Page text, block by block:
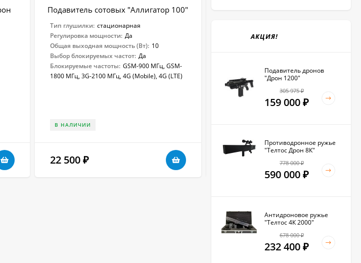
Подавитель сотовых "Аллигатор 100"
Тип глушилки: стационарная
Регулировка мощности: Да
Общая выходная мощность (Вт): 10
Выбор блокируемых частот: Да
Блокируемые частоты: GSM-900 МГц, GSM-
1800 МГц, 3G-2100 МГц, 4G (Mobile), 4G (LTE)
В НАЛИЧИИ
22 500 ₽
Подавитель микрофонов и
22 860
АКЦИЯ!
Подавитель дронов
"Дрон 1200"
305 975₽
159 000 ₽
Противодронное ружье
"Телтос Дрон 8К"
778 000₽
590 000 ₽
Антидроновое ружье
"Телтос 4К 2000"
678 000₽
232 400 ₽